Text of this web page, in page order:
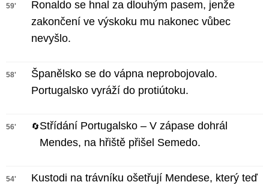
59'
Ronaldo se hnal za dlouhým pasem, jenže
zakončení ve výskoku mu nakonec vůbec
nevyšlo.
58'
Španělsko se do vápna neprobojovalo.
Portugalsko vyráží do protiútoku.
56' 🔄Střídání Portugalsko – V zápase dohrál
Mendes, na hřiště přišel Semedo.
54'
Kustodi na trávníku ošetřují Mendese, který teď